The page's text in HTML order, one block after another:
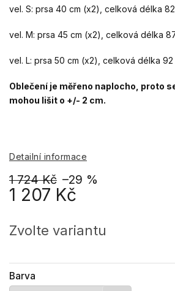
1 724 Kč –29 %
1 207 Kč
cena:
Zvolte variantu
Barva
vel. S: prsa 40 cm (x2), celková délka
vel. M: prsa 45 cm (x2), celková délka
vel. L: prsa 50 cm (x2), celková délka 92
Oblečení je měřeno naplocho, proto
mohou lišit o +/- 2 cm.
Detailní informace